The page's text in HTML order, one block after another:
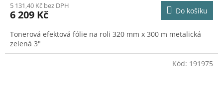
5 131,40 Kč bez DPH
6 209 Kč Do košíku
Tonerová efektová fólie na roli 320 mm x 300 m metalická
zelená 3"
Kód: 191975